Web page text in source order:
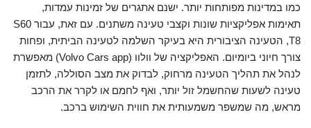
כמו במדינות מפותחות יותר. ישנם אתגרים של זמינות עמדות,
תאימות אפליקציות שונות וקצבי טעינה משתנים. עם זאת, עבור S60
T8, הטעינה הציבורית היא בעיקר השלמה לטעינה הביתית, ופחות
צורך חיוני ביומיום. האפליקציה של וולוו (Volvo Cars app) מאפשרת
לנהל את תהליך הטעינה מרחוק, לבדוק את מצב הסוללה, לתזמן
טעינה לשעות שהחשמל זול יותר, ואף לחמם או לקרר את הרכב
מראש, מה שמשפר משמעותית את חווית השימוש ברכב.